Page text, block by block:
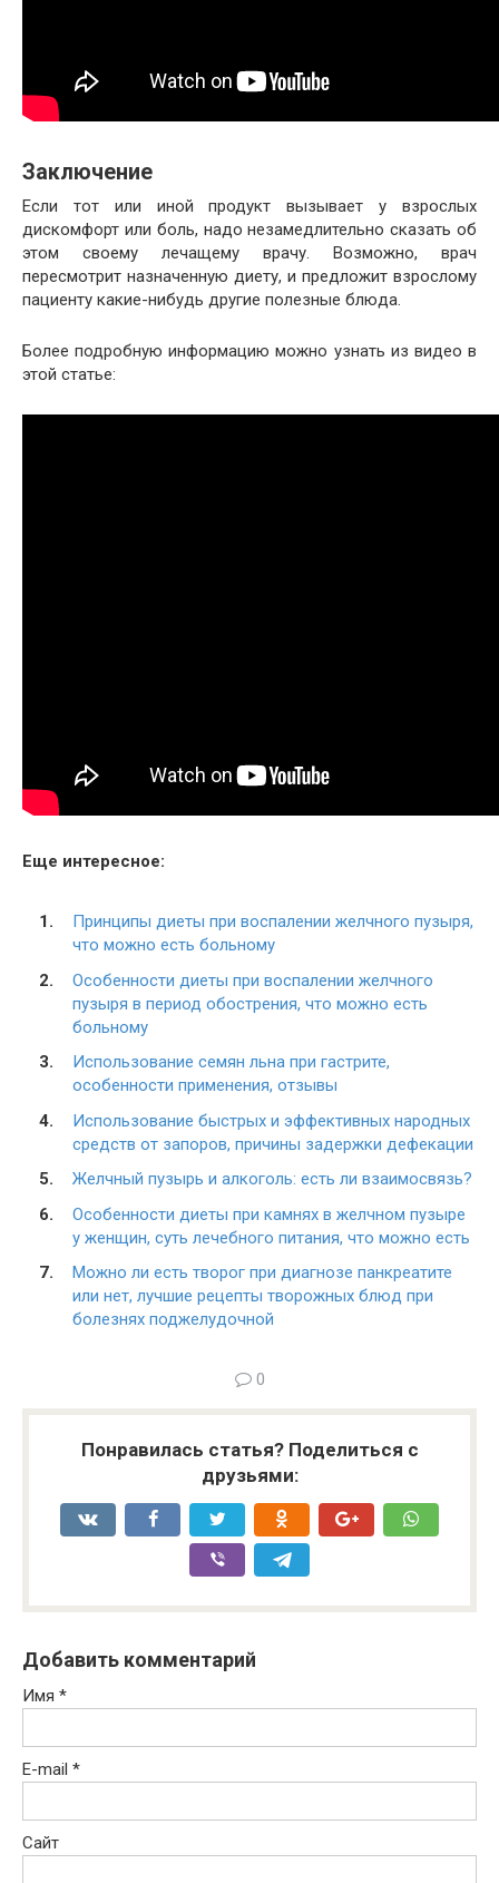
Заключение
Если тот или иной продукт вызывает у взрослых
дискомфорт или боль, надо незамедлительно сказать об
этом своему лечащему врачу. Возможно, врач
пересмотрит назначенную диету, и предложит взрослому
пациенту какие-нибудь другие полезные блюда.
Более подробную информацию можно узнать из видео в
этой статье:
Еще интересное:
Принципы диеты при воспалении желчного пузыря,
что можно есть больному
Особенности диеты при воспалении желчного
пузыря в период обострения, что можно есть
больному
Использование семян льна при гастрите,
особенности применения, отзывы
Использование быстрых и эффективных народных
средств от запоров, причины задержки дефекации
Желчный пузырь и алкоголь: есть ли взаимосвязь?
Особенности диеты при камнях в желчном пузыре
у женщин, суть лечебного питания, что можно есть
Можно ли есть творог при диагнозе панкреатите
или нет, лучшие рецепты творожных блюд при
болезнях поджелудочной
0
Понравилась статья? Поделиться с
друзьями:
Добавить комментарий
Имя *
E-mail *
Сайт